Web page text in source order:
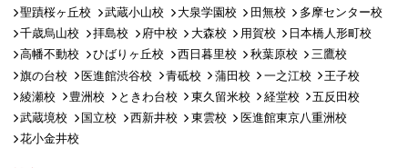
聖蹟桜ヶ丘校
武蔵小山校 大泉学園校 田無校
多摩センター校
千歳烏山校
拝島校 府中校 大森校 用賀校
日本橋人形町校
高幡不動校
ひばりヶ丘校 西日暮里校 秋葉原校
三鷹校
旗の台校
医進館渋谷校 青砥校 蒲田校 一之江校
王子校
綾瀬校
豊洲校 ときわ台校 東久留米校 経堂校
五反田校
武蔵境校
国立校 西新井校 東雲校
医進館東京八重洲校
花小金井校